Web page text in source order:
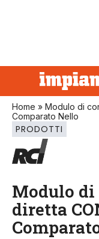
Home » Modulo di
Comparato Nello
PRODOTTI
Modulo
diretta